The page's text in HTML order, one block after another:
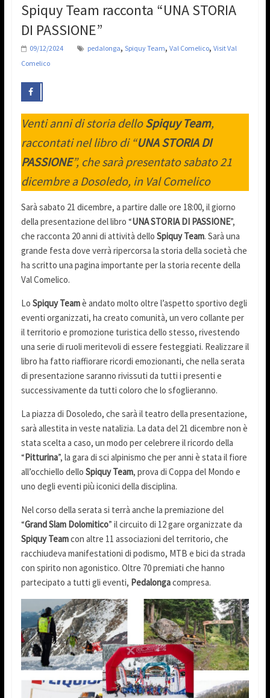
Spiquy Team racconta “UNA STORIA
DI PASSIONE”
09/12/2024 pedalonga, Spiquy Team, Val Comelico, Visit Val
Comelico
Venti anni di storia delloSpiquy Team,
raccontati nel libro di “UNA STORIA DI
PASSIONE”, che sarà presentato sabato 21
dicembre a Dosoledo, in Val Comelico
Sarà sabato 21 dicembre, a partire dalle ore 18:00, il giorno
della presentazione del libro “UNA STORIA DI PASSIONE”,
che racconta 20 anni di attività dello Spiquy Team. Sarà una
grande festa dove verrà ripercorsa la storia della società che
ha scritto una pagina importante per la storia recente della
Val Comelico.
Lo Spiquy Teamè andato molto oltre l’aspetto sportivo degli
eventi organizzati, ha creato comunità, un vero collante per
il territorio e promozione turistica dello stesso, rivestendo
una serie di ruoli meritevoli di essere festeggiati. Realizzare il
libro ha fatto riaffiorare ricordi emozionanti, che nella serata
di presentazione saranno rivissuti da tutti i presenti e
successivamente da tutti coloro che lo sfoglieranno.
La piazza di Dosoledo, che sarà il teatro della presentazione,
sarà allestita in veste natalizia. La data del 21 dicembre non è
stata scelta a caso, un modo per celebrere il ricordo della
“Pitturina”, la gara di sci alpinismo che per anni è stata il fiore
all’occhiello dello Spiquy Team, prova di Coppa del Mondo e
uno degli eventi più iconici della disciplina.
Nel corso della serata si terrà anche la premiazione del
“Grand Slam Dolomitico” il circuito di 12 gare organizzate da
Spiquy Teamcon altre 11 associazioni del territorio, che
racchiudeva manifestationi di podismo, MTB e bici da strada
con spirito non agonistico. Oltre 70 premiati che hanno
partecipato a tutti gli eventi, Pedalongacompresa.